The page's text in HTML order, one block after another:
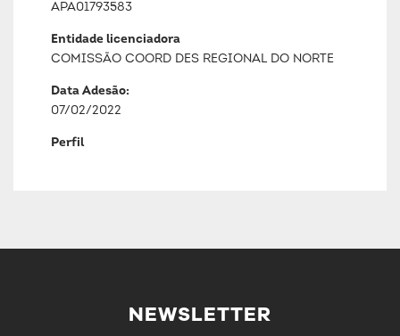
APA01793583
Entidade licenciadora
COMISSÃO COORD DES REGIONAL DO NORTE
Data Adesão:
07/02/2022
Perfil
NEWSLETTER